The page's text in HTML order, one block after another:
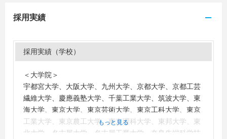
採用実績
採用実績（学校）
＜大学院＞
宇都宮大学、大阪大学、九州大学、京都大学、京都工芸
繊維大学、慶應義塾大学、千葉工業大学、筑波大学、東
海大学、東京大学、東京芸術大学、東京工科大学、東京
工業大学、東京農工大学、東京理科大学、東邦大学、東
北大学、名古屋大学、名古屋工業大学、奈良先端科学技
もっと見る